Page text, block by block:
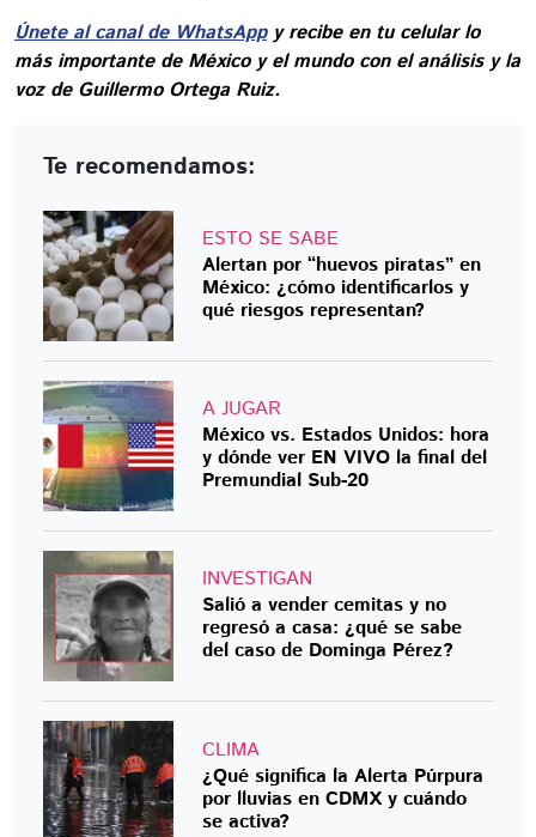
Únete al canal de WhatsAppy recibe en tu celular lo
más importante de México y el mundo con el análisis y la
voz de Guillermo Ortega Ruiz.
Te recomendamos:
ESTO SE SABE
Alertan por “huevos piratas” en
México: ¿cómo identificarlos y
qué riesgos representan?
A JUGAR
México vs. Estados Unidos: hora
y dónde ver EN VIVO la final del
Premundial Sub-20
INVESTIGAN
Salió a vender cemitas y no
regresó a casa: ¿qué se sabe
del caso de Dominga Pérez?
CLIMA
¿Qué significa la Alerta Púrpura
por lluvias en CDMX y cuándo
se activa?